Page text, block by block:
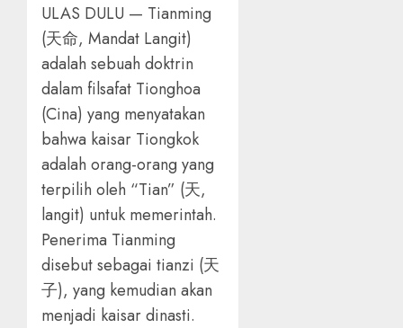
ULAS DULU — Tianming
(天命, Mandat Langit)
adalah sebuah doktrin
dalam filsafat Tionghoa
(Cina) yang menyatakan
bahwa kaisar Tiongkok
adalah orang-orang yang
terpilih oleh “Tian” (天,
langit) untuk memerintah.
Penerima Tianming
disebut sebagai tianzi (天
子), yang kemudian akan
menjadi kaisar dinasti.